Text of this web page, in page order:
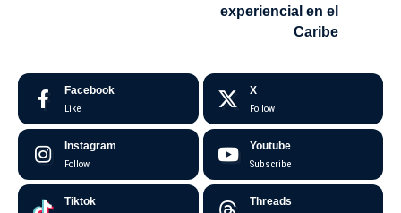
experiencial en el
Caribe
Facebook
Like
X
Follow
Instagram
Follow
Youtube
Subscribe
Tiktok Threads